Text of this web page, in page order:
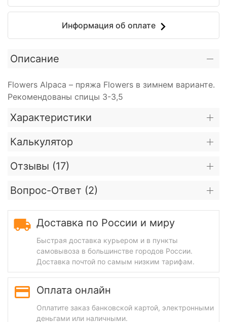
Информация об оплате
Описание
Flowers Alpaca – пряжа Flowers в зимнем варианте.
Рекомендованы спицы 3-3,5
Характеристики
Калькулятор
Отзывы (17)
Вопрос-Ответ (2)
Доставка по России и миру
Быстрая доставка курьером и в пункты
самовывоза в большинстве городов России.
Доставка почтой по самым низким тарифам.
Оплата онлайн
Оплатите заказ банковской картой, электронными
деньгами или наличными.